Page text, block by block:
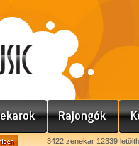
3422 zenekar 12339